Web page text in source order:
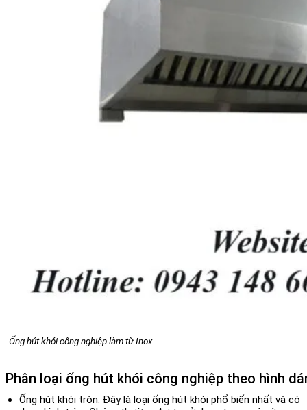
Ống hút khói công nghiệp làm từ Inox
Phân loại ống hút khói công nghiệp theo hình
Ống hút khói tròn: Đây là loại ống hút khói phổ biến nhất và có